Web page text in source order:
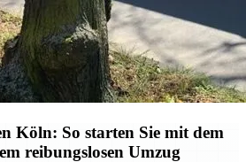
Köln: So starten Sie mit dem
reibungslosen Umzug